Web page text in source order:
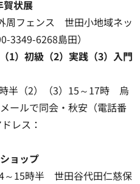
状展
フェンス 世田小地域ネッ
3349-6268島田）
1）初級（2）実践（3）入門
半（2）（3）15～17時 烏
ールで同会・秋安（電話番
レス：
ョップ
～15時半 世田谷代田仁慈保